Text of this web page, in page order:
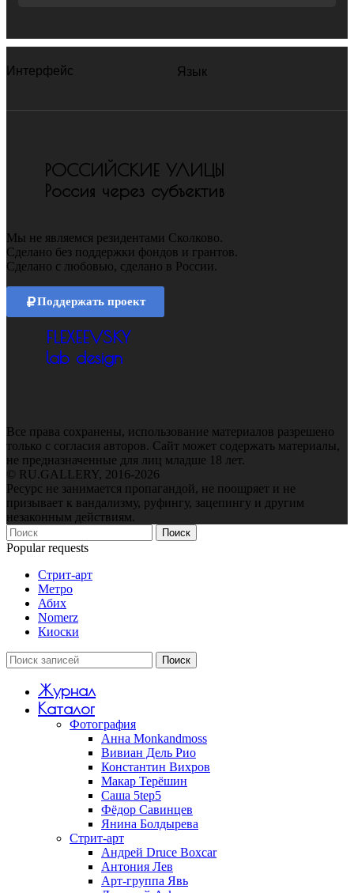
Интерфейс Язык
РОССИЙСКИЕ УЛИЦЫ
Россия через субъектив
Мы не являемся резидентами Сколково.
Сделано без поддержки фондов и грантов.
Сделано с любовью, сделано в России.
Поддержать проект
FLEXEEVSKY
lab design
Все права сохранены, использование материалов разрешено
только с согласия авторов. Сайт может содержать материалы,
не предназначенные для лиц младше 18 лет.
© RU.GALLERY, 2016-2026
Ресурс не занимается пропагандой, не поощряет и не
призывает к вандализму, руфингу, зацепингу и другим
незаконным действиям.
Поиск
Popular requests
Стрит-арт
Метро
Абих
Nomerz
Киоски
Поиск
Журнал
Каталог
Фотография
Анна Monkandmoss
Вивиан Дель Рио
Константин Вихров
Макар Терёшин
Саша 5tep5
Фёдор Савинцев
Янина Болдырева
Стрит-арт
Андрей Druce Boxcar
Антония Лев
Арт-группа Явь